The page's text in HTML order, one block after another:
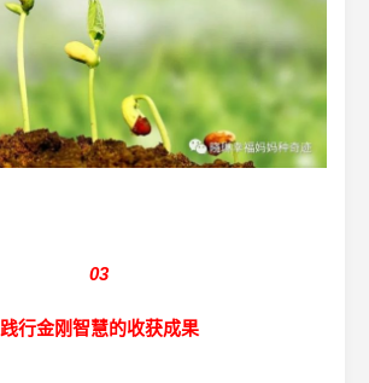
03
践行金刚智慧的收获成果